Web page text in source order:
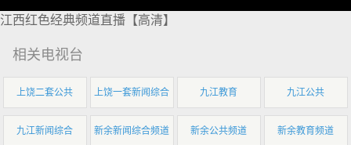
江西红色经典频道直播【高清】
相关电视台
上饶二套公共 上饶一套新闻综合 九江教育 九江公共
九江新闻综合 新余新闻综合频道 新余公共频道 新余教育频道